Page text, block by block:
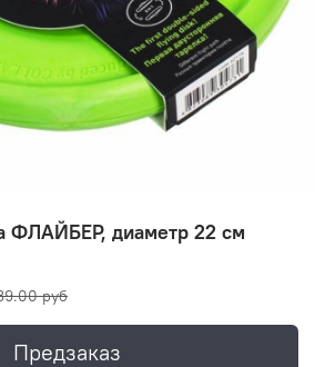
ФЛАЙБЕР, диаметр 22 см
руб
Предзаказ